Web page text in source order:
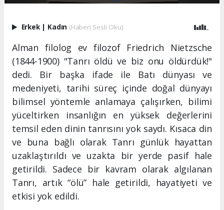
Erkek Kadın (Haberi Sesli Oku)
Alman filolog ev filozof Friedrich Nietzsche
(1844-1900) "Tanrı öldü ve biz onu öldürdük!"
dedi. Bir başka ifade ile Batı dünyası ve
medeniyeti, tarihi süreç içinde doğal dünyayı
bilimsel yöntemle anlamaya çalışırken, bilimi
yüceltirken insanlığın en yüksek değerlerini
temsil eden dinin tanrısını yok saydı. Kısaca din
ve buna bağlı olarak Tanrı günlük hayattan
uzaklaştırıldı ve uzakta bir yerde pasif hale
getirildi. Sadece bir kavram olarak algılanan
Tanrı, artık “ölü” hale getirildi, hayatiyeti ve
etkisi yok edildi.